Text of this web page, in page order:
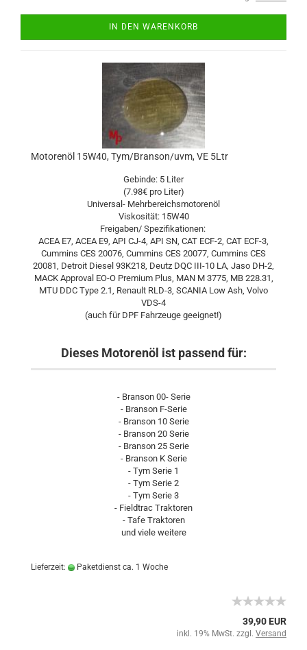
IN DEN WARENKORB
Motorenöl 15W40, Tym/Branson/uvm, VE 5Ltr
Gebinde: 5 Liter
(7.98€ pro Liter)
Universal- Mehrbereichsmotorenöl
Viskosität: 15W40
Freigaben/ Spezifikationen:
ACEA E7, ACEA E9, API CJ-4, API SN, CAT ECF-2, CAT ECF-3,
Cummins CES 20076, Cummins CES 20077, Cummins CES
20081, Detroit Diesel 93K218, Deutz DQC III-10 LA, Jaso DH-2,
MACK Approval EO-O Premium Plus, MAN M 3775, MB 228.31,
MTU DDC Type 2.1, Renault RLD-3, SCANIA Low Ash, Volvo
VDS-4
(auch für DPF Fahrzeuge geeignet!)
Dieses Motorenöl ist passend für:
- Branson 00- Serie
- Branson F-Serie
- Branson 10 Serie
- Branson 20 Serie
- Branson 25 Serie
- Branson K Serie
- Tym Serie 1
- Tym Serie 2
- Tym Serie 3
- Fieldtrac Traktoren
- Tafe Traktoren
und viele weitere
Lieferzeit: Paketdienst ca. 1 Woche
39,90 EUR
inkl. 19% MwSt. zzgl. Versand